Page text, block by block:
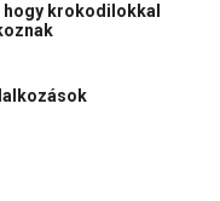
krokodilokkal